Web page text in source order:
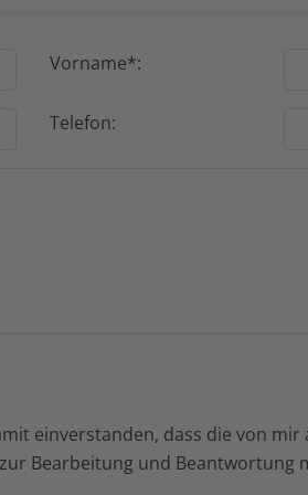
Vorname*:
Telefon:
einverstanden, dass die von
Bearbeitung und Beantwortung